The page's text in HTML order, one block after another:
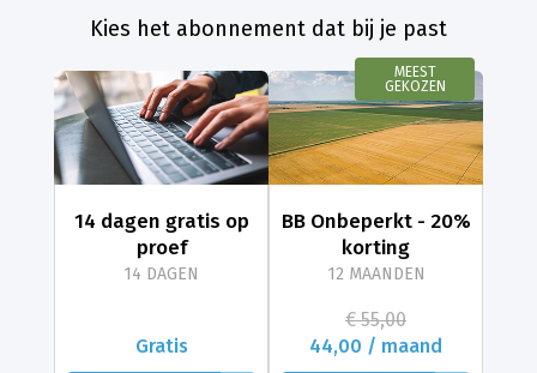
Kies het abonnement dat bij je past
14 dagen gratis op
proef
14 DAGEN
Gratis
MEEST
GEKOZEN
BB Onbeperkt - 20%
korting
12 MAANDEN
€ 55,00
44,00 / maand